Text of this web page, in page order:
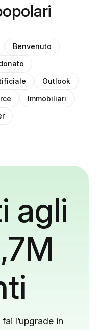
Benvenuto
Outlook
Immobiliari
agli
l’upgrade in